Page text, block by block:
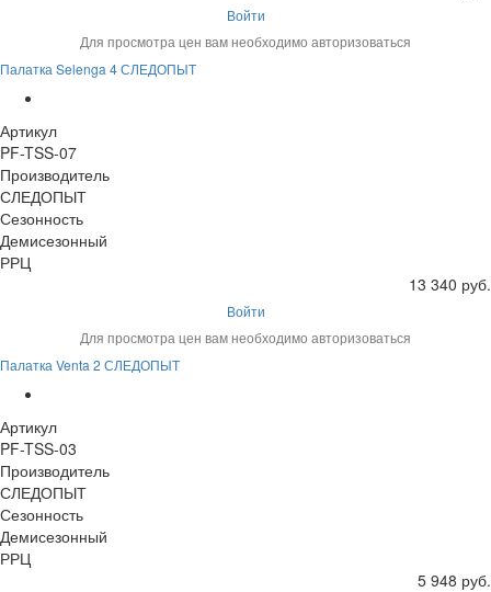
Войти
Для просмотра цен вам необходимо авторизоваться
Палатка Selenga 4 СЛЕДОПЫТ
Артикул
PF-TSS-07
Производитель
СЛЕДОПЫТ
Сезонность
Демисезонный
РРЦ
13 340 руб.
Войти
Для просмотра цен вам необходимо авторизоваться
Палатка Venta 2 СЛЕДОПЫТ
Артикул
PF-TSS-03
Производитель
СЛЕДОПЫТ
Сезонность
Демисезонный
РРЦ
5 948 руб.